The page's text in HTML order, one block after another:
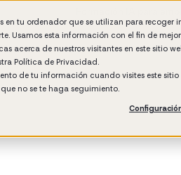
en tu ordenador que se utilizan para
Usamos esta información con el fin de
acerca de nuestros visitantes en este sitio
Política de Privacidad.
de tu información cuando visites este
no se te haga seguimiento.